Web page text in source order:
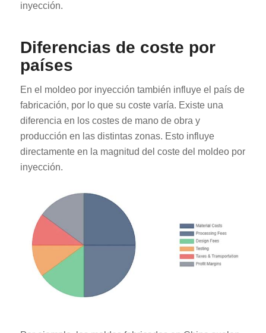
inyección.
Diferencias de coste por
países
En el moldeo por inyección también influye el país de
fabricación, por lo que su coste varía. Existe una
diferencia en los costes de mano de obra y
producción en las distintas zonas. Esto influye
directamente en la magnitud del coste del moldeo por
inyección.